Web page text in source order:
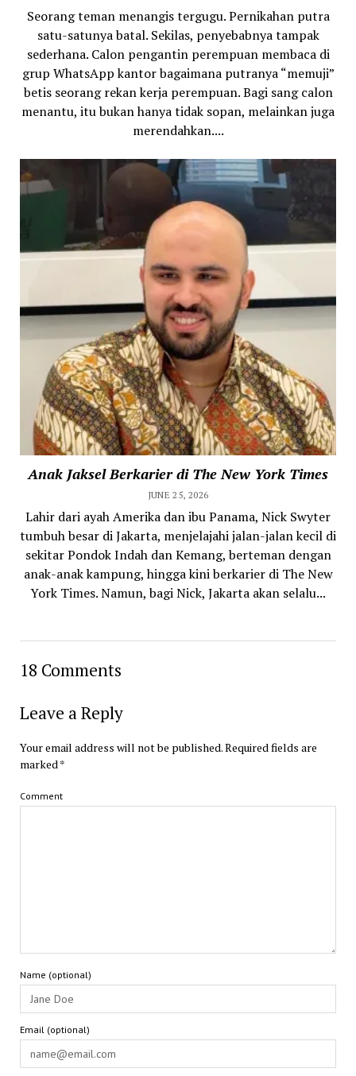
Seorang teman menangis tergugu. Pernikahan putra
satu-satunya batal. Sekilas, penyebabnya tampak
sederhana. Calon pengantin perempuan membaca di
grup WhatsApp kantor bagaimana putranya “memuji”
betis seorang rekan kerja perempuan. Bagi sang calon
menantu, itu bukan hanya tidak sopan, melainkan juga
merendahkan....
Anak Jaksel Berkarier di The New York Times
JUNE 25, 2026
Lahir dari ayah Amerika dan ibu Panama, Nick Swyter
tumbuh besar di Jakarta, menjelajahi jalan-jalan kecil di
sekitar Pondok Indah dan Kemang, berteman dengan
anak-anak kampung, hingga kini berkarier di The New
York Times. Namun, bagi Nick, Jakarta akan selalu...
18 Comments
Leave a Reply
Your email address will not be published.Required fields are
marked*
Comment
Name (optional)
Email (optional)